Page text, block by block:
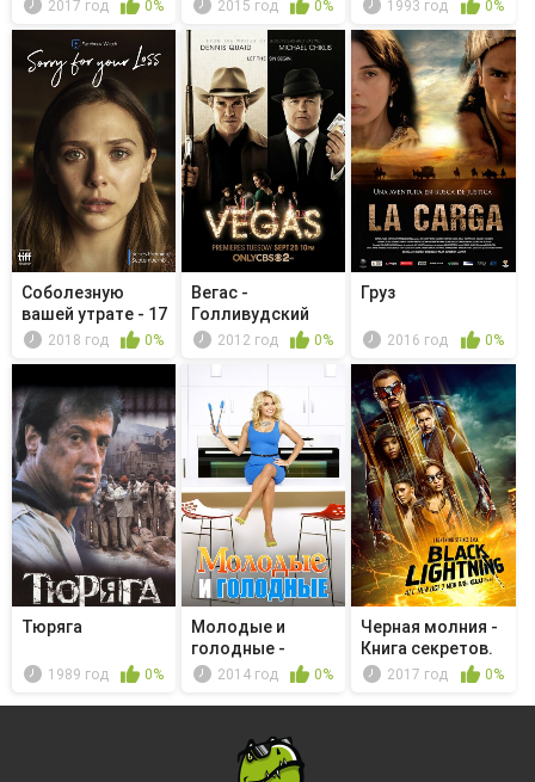
2017 год 0% 2015 год 0% 1993 год 0%
Соболезную
вашей утрате - 17
Unheard ...
2018 год 0%
Вегас -
Голливудский
финал2012 год 0%
Груз
2016 год 0%
Тюряга
1989 год 0%
Молодые и
голодные -
Young & Sofia
2014 год 0%
Черная молния -
Книга секретов.
Глава...
2017 год 0%